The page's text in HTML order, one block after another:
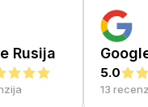
Rusija
5.0
13